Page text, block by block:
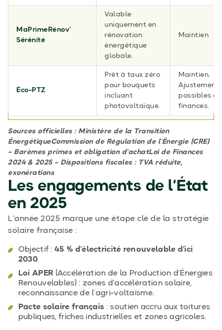
MaPrimeRénov’
Sérénité
Valable
uniquement en
rénovation
énergétique
globale.
Maintien
Éco-PTZ
Prêt à taux zéro
pour bouquets
incluant
photovoltaïque.
Maintien.
possibles
finances.
Sources officielles : Ministère de la Transition
ÉnergétiqueCommission de Régulation de l’Énergie (CRE)
– Barèmes primes et obligation d’achatLoi de Finances
2024 & 2025 – Dispositions fiscales : TVA réduite,
exonérations
Les engagements de l’État
en 2025
L’année 2025 marque une étape clé de la stratégie
solaire française :
Objectif :45 % d’électricité renouvelable d’ici
2030.
Loi APER (Accélération de la Production d’Énergies
Renouvelables) : zones d’accélération solaire,
reconnaissance de l’agri-voltaïsme.
Pacte solaire français : soutien accru aux toitures
publiques, friches industrielles et zones agricoles.